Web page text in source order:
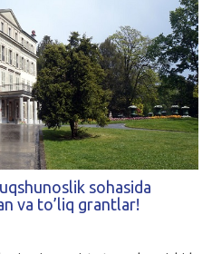
sohasida
va to’liq grantlar!